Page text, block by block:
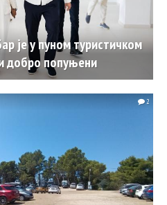
је у пуном туристичком
добро попуњени
2